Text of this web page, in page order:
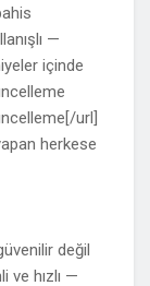
—
içinde
url]
herkese
değil
ve hızlı —